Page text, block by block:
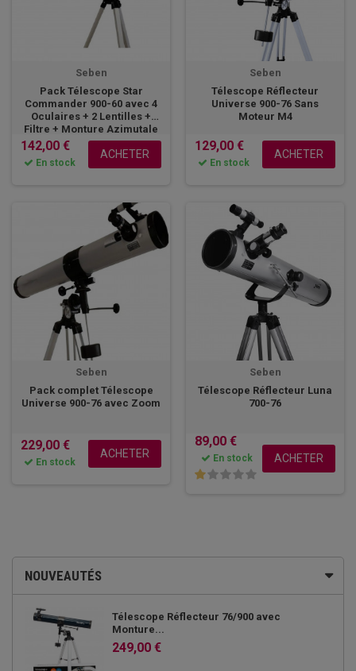
NOUVEAUTÉS
Télescope Réflecteur 76/900 avec
Monture...
249,00 €
Seben
Pack Télescope Star
Commander 900-60 avec 4
Oculaires + 2 Lentilles +
Filtre + Monture Azimutale
+ Trépied + Zoom
142,00 €
En stock
ACHETER
Seben
Télescope Réflecteur
Universe 900-76 Sans
Moteur M4
129,00 €
En stock
ACHETER
Seben
Pack complet Télescope
Universe 900-76 avec Zoom
229,00 €
En stock
ACHETER
Seben
Télescope Réflecteur Luna
700-76
89,00 €
En stock ACHETER